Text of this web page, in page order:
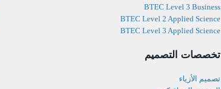
BTEC Level 3 Business
BTEC Level 2 Applied Science
BTEC Level 3 Applied Science
تخصصات التصميم
تصميم الأزياء